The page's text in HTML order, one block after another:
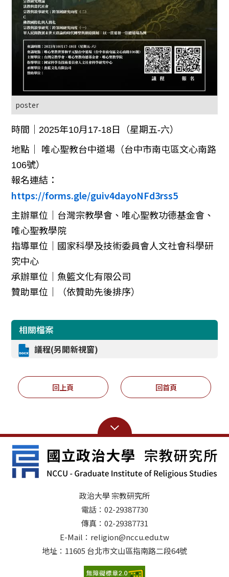
poster
時間｜2025年10月17-18日（星期五-六）
地點｜ 唯心聖教台中道場（台中市南屯區文心南路
106號）
報名連結：
https://forms.gle/guiv4dayoNFd3rss5
主辦單位｜台灣宗教學會、唯心聖教功德基金會、
唯心聖教學院
指導單位｜國家科學及技術委員會人文社會科學研
究中心
承辦單位｜魚籃文化有限公司
贊助單位｜（依贊助先後排序）
相關檔案
議程(另開新視窗)
回上頁 回首頁
政治大學 宗教研究所
電話：02-29387730
傳真：02-29387731
E-Mail：religion@nccu.edu.tw
地址：11605 台北市文山區指南路二段64號